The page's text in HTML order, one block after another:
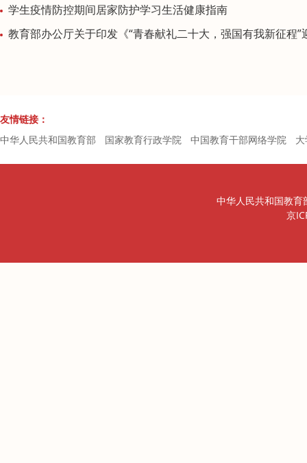
学生疫情防控期间居家防护学习生活健康指南
教育部办公厅关于印发《“青春献礼二十大，强国有我新征程”迎接学习宣传党的二十大主题宣传教育活动工作
友情链接：
中华人民共和国教育部
国家教育行政学院 中国教育干部网络学院
中华人民共和国教育
京